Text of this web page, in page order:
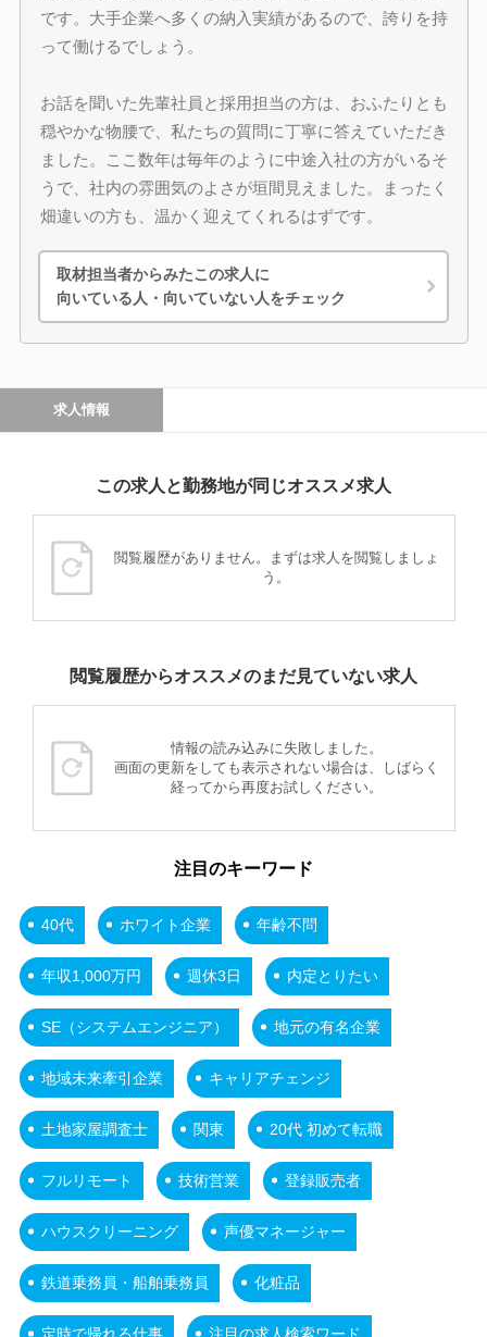
です。大手企業へ多くの納入実績があるので、誇りを持
って働けるでしょう。
お話を聞いた先輩社員と採用担当の方は、おふたりとも
穏やかな物腰で、私たちの質問に丁寧に答えていただき
ました。ここ数年は毎年のように中途入社の方がいるそ
うで、社内の雰囲気のよさが垣間見えました。まったく
畑違いの方も、温かく迎えてくれるはずです。
取材担当者からみたこの求人に
向いている人・向いていない人をチェック
求人情報
この求人と勤務地が同じオススメ求人
閲覧履歴がありません。まずは求人を閲覧しましょ
う。
閲覧履歴からオススメのまだ見ていない求人
情報の読み込みに失敗しました。
画面の更新をしても表示されない場合は、しばらく
経ってから再度お試しください。
注目のキーワード
40代 ホワイト企業 年齢不問
年収1,000万円 週休3日 内定とりたい
SE（システムエンジニア） 地元の有名企業
地域未来牽引企業 キャリアチェンジ
土地家屋調査士 関東 20代 初めて転職
フルリモート 技術営業 登録販売者
ハウスクリーニング 声優マネージャー
鉄道乗務員・船舶乗務員 化粧品
定時で帰れる仕事 注目の求人検索ワード